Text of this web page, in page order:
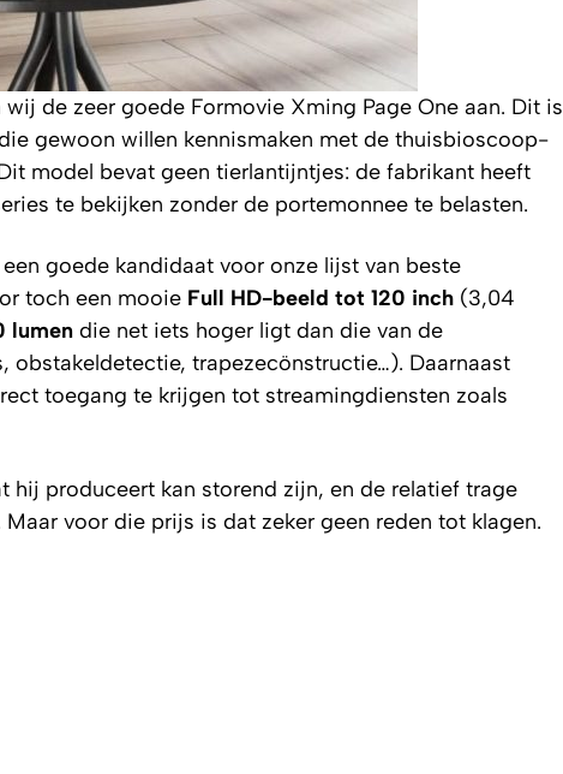
de zeer goede Formovie Xming Page One aan. Dit is
gewoon willen kennismaken met de thuisbioscoop-
model bevat geen tierlantijntjes: de fabrikant heeft
te bekijken zonder de portemonnee te belasten.
goede kandidaat voor onze lijst van beste
toch een mooie Full HD-beeld tot 120 inch (3,04
lumen die net iets hoger ligt dan die van de
trapezecönstructie…). Daarnaast
toegang te krijgen tot streamingdiensten zoals
hij produceert kan storend zijn, en de relatief trage
voor die prijs is dat zeker geen reden tot klagen.